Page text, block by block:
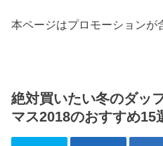
本ページはプロモーションが
絶対買いたい冬のダッ
マス2018のおすすめ15